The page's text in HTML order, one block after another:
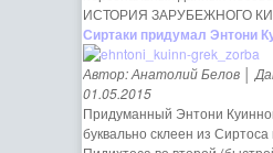
ИСТОРИЯ ЗАРУБЕЖНОГО
Сиртаки придумал Энтони
Автор: Анатолий Белов │
01.05.2015
Придуманный Энтони
буквально склеен из